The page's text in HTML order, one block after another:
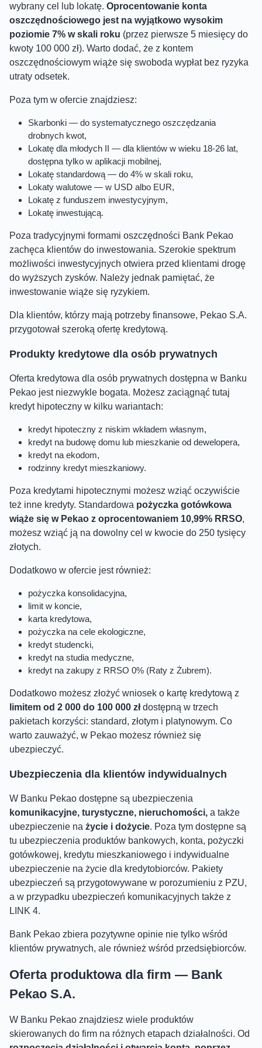
wybrany cel lub lokatę. Oprocentowanie konta
oszczędnościowego jest na wyjątkowo wysokim
poziomie 7% w skali roku (przez pierwsze 5 miesięcy do
kwoty 100 000 zł). Warto dodać, że z kontem
oszczędnościowym wiąże się swoboda wypłat bez ryzyka
utraty odsetek.
Poza tym w ofercie znajdziesz:
Skarbonki — do systematycznego oszczędzania
drobnych kwot,
Lokatę dla młodych II — dla klientów w wieku 18-26 lat,
dostępna tylko w aplikacji mobilnej,
Lokatę standardową — do 4% w skali roku,
Lokaty walutowe — w USD albo EUR,
Lokatę z funduszem inwestycyjnym,
Lokatę inwestującą.
Poza tradycyjnymi formami oszczędności Bank Pekao
zachęca klientów do inwestowania. Szerokie spektrum
możliwości inwestycyjnych otwiera przed klientami drogę
do wyższych zysków. Należy jednak pamiętać, że
inwestowanie wiąże się ryzykiem.
Dla klientów, którzy mają potrzeby finansowe, Pekao S.A.
przygotował szeroką ofertę kredytową.
Produkty kredytowe dla osób prywatnych
Oferta kredytowa dla osób prywatnych dostępna w Banku
Pekao jest niezwykle bogata. Możesz zaciągnąć tutaj
kredyt hipoteczny w kilku wariantach:
kredyt hipoteczny z niskim wkładem własnym,
kredyt na budowę domu lub mieszkanie od dewelopera,
kredyt na ekodom,
rodzinny kredyt mieszkaniowy.
Poza kredytami hipotecznymi możesz wziąć oczywiście
też inne kredyty. Standardowa pożyczka gotówkowa
wiąże się w Pekao z oprocentowaniem 10,99% RRSO,
możesz wziąć ją na dowolny cel w kwocie do 250 tysięcy
złotych.
Dodatkowo w ofercie jest również:
pożyczka konsolidacyjna,
limit w koncie,
karta kredytowa,
pożyczka na cele ekologiczne,
kredyt studencki,
kredyt na studia medyczne,
kredyt na zakupy z RRSO 0% (Raty z Żubrem).
Dodatkowo możesz złożyć wniosek o kartę kredytową z
limitem od 2 000 do 100 000 złdostępną w trzech
pakietach korzyści: standard, złotym i platynowym. Co
warto zauważyć, w Pekao możesz również się
ubezpieczyć.
Ubezpieczenia dla klientów indywidualnych
W Banku Pekao dostępne są ubezpieczenia
komunikacyjne, turystyczne, nieruchomości, a także
ubezpieczenie na życie i dożycie. Poza tym dostępne są
tu ubezpieczenia produktów bankowych, konta, pożyczki
gotówkowej, kredytu mieszkaniowego i indywidualne
ubezpieczenie na życie dla kredytobiorców. Pakiety
ubezpieczeń są przygotowywane w porozumieniu z PZU,
a w przypadku ubezpieczeń komunikacyjnych także z
LINK 4.
Bank Pekao zbiera pozytywne opinie nie tylko wśród
klientów prywatnych, ale również wśród przedsiębiorców.
Oferta produktowa dla firm — Bank
Pekao S.A.
W Banku Pekao znajdziesz wiele produktów
skierowanych do firm na różnych etapach działalności. Od